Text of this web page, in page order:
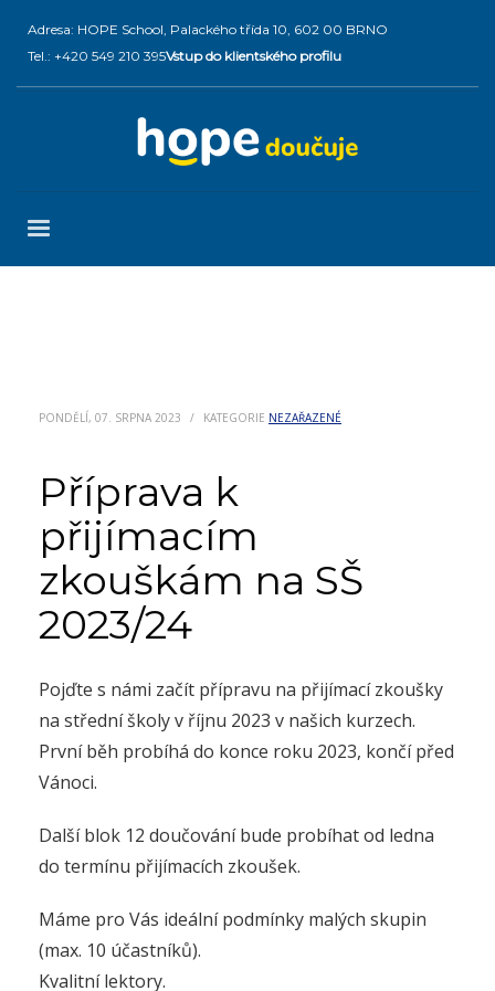
Adresa: HOPE School, Palackého třída 10, 602 00 BRNO
Tel.: +420 549 210 395Vstup do klientského profilu
PONDĚLÍ, 07. SRPNA 2023 / KATEGORIE NEZAŘAZENÉ
Příprava k
přijímacím
zkouškám na SŠ
2023/24
Pojďte s námi začít přípravu na přijímací zkoušky
na střední školy v říjnu 2023 v našich kurzech.
První běh probíhá do konce roku 2023, končí před
Vánoci.
Další blok 12 doučování bude probíhat od ledna
do termínu přijímacích zkoušek.
Máme pro Vás ideální podmínky malých skupin
(max. 10 účastníků).
Kvalitní lektory.